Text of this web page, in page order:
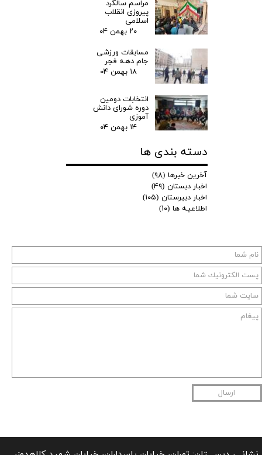
ارسال
مراسم سالگرد
پیروزی انقلاب
اسلامی
۲۰ بهمن ۰۴
مسابقات ورزشی
جام دهـه فجر
۱۸ بهمن ۰۴
انتخابات دومین
دوره شورای دانش
آموزی
۱۴ بهمن ۰۴
دسته بندی ها
آخرین خبرها (۹۸)
اخبار دبستان (۴۹)
اخبار دبیرستان (۱۰۵)
اطلاعیـه ها (۱۰)